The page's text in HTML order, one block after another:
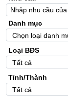
Danh mục
Loại BĐS
Tỉnh/Thành